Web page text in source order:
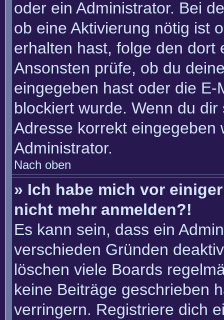
oder ein Administrator. Bei
ob eine Aktivierung nötig ist
erhalten hast, folge den dort
Ansonsten prüfe, ob du
eingegeben hast oder die
blockiert wurde. Wenn du
Adresse korrekt
Administrator.
Nach oben
» Ich habe mich vor
nicht mehr anmelden?!
Es kann sein, dass ein
verschieden Gründen
löschen viele Boards
keine Beiträge geschrieben
verringern. Registriere dich